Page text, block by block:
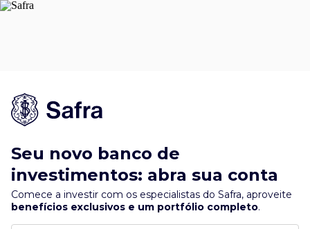
Seu novo banco de
investimentos: abra sua conta
Comece a investir com os especialistas do Safra, aproveite
benefícios exclusivos e um portfólio completo.